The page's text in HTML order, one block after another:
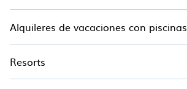
Alquileres de vacaciones con piscinas
Resorts